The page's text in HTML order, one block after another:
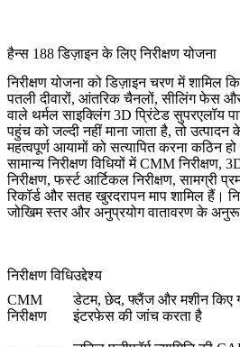
हैन्स 188 डिज़ाइन के लिए निरीक्षण योजना
निरीक्षण योजना को डिज़ाइन चरण में शामिल
पतली दीवारों, आंतरिक चैनलों, सीलिंग फेस और
वाले थर्मल साइक्लिंग 3D प्रिंटेड सुपरएलॉय
पहुंच को जल्दी नहीं माना जाता है, तो उत्पादन
महत्वपूर्ण आयामों को सत्यापित करना कठिन
सामान्य निरीक्षण विधियों में CMM निरीक्षण,
निरीक्षण, फर्स्ट आर्टिकल निरीक्षण, सामग्री
रिकॉर्ड और सतह खुरदरापन माप शामिल हैं।
जोखिम स्तर और अनुप्रयोग वातावरण के अनुरूप
निरीक्षण विधिउद्देश्य
CMM
निरीक्षण
डेटम, छेद, फ्लैंज और मशीन किए
इंटरफेस की जांच करता है